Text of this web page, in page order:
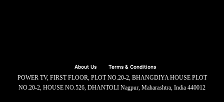
About Us Terms & Conditions
POWER TV, FIRST FLOOR, PLOT NO.20-2, BHANGDIYA HOUSE PLOT
NO.20-2, HOUSE NO.526, DHANTOLI Nagpur, Maharashtra, India 440012